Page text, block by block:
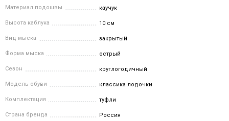
Материал подошвы каучук
Высота каблука 10 см
Вид мыска закрытый
Форма мыска острый
Сезон круглогодичный
Модель обуви классика лодочки
Комплектация туфли
Страна бренда Россия